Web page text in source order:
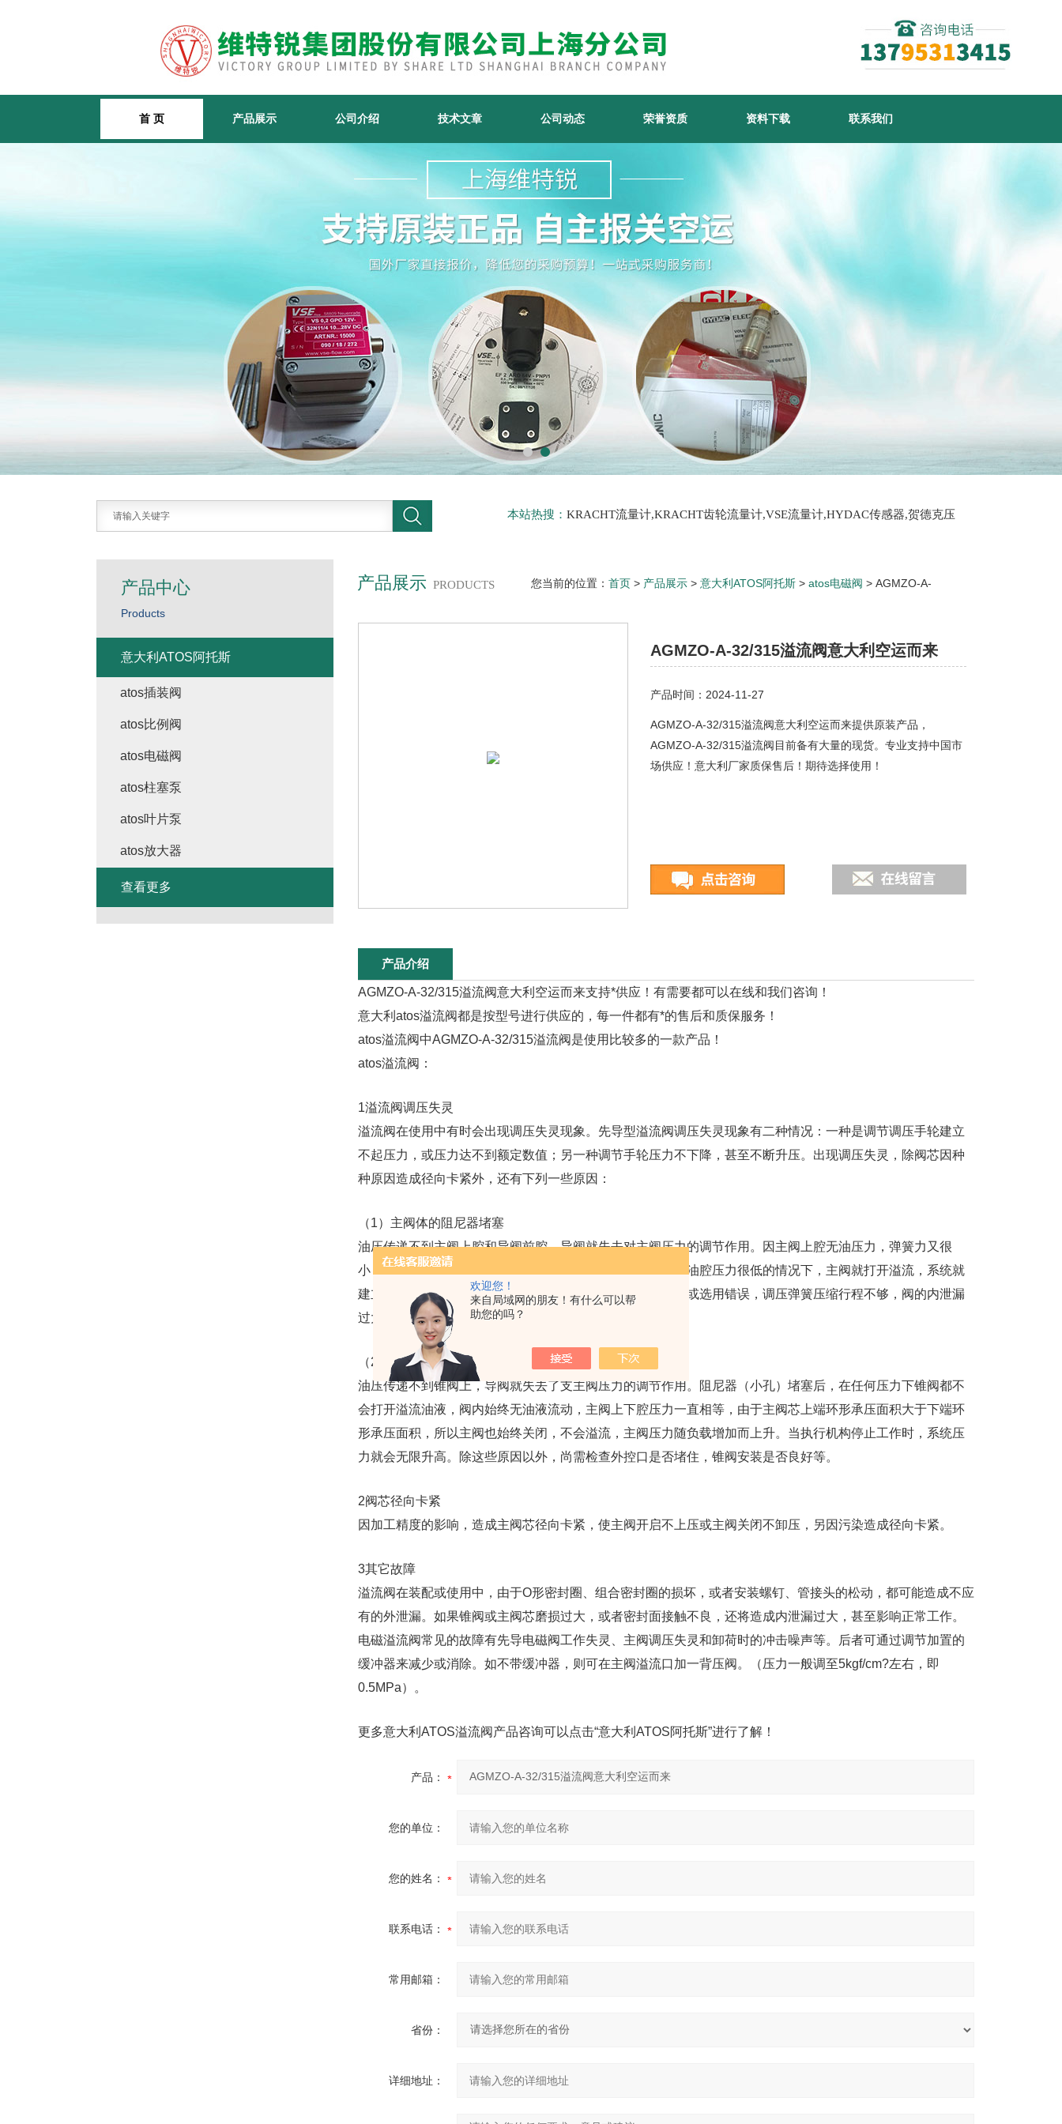
欢迎您！
来自局域网的朋友！有什么可以帮
助您的吗？
首 页 产品展示 公司介绍 技术文章 公司动态 荣誉资质 资料下载 联系我们
本站热搜： KRACHT流量计,KRACHT齿轮流量计,VSE流量计,HYDAC传感器,贺德克压
产品展示 PRODUCTS 您当前的位置： 首页 > 产品展示 > 意大利ATOS阿托斯 > atos电磁阀 > AGMZO-A-
AGMZO-A-32/315溢流阀意大利空运而来
产品时间：2024-11-27
AGMZO-A-32/315溢流阀意大利空运而来提供原装产品，
AGMZO-A-32/315溢流阀目前备有大量的现货。专业支持中国市
场供应！意大利厂家质保售后！期待选择使用！
产品介绍
AGMZO-A-32/315溢流阀意大利空运而来支持*供应！有需要都可以在线和我们咨询！
意大利atos溢流阀都是按型号进行供应的，每一件都有*的售后和质保服务！
atos溢流阀中AGMZO-A-32/315溢流阀是使用比较多的一款产品！
atos溢流阀：
1溢流阀调压失灵
溢流阀在使用中有时会出现调压失灵现象。先导型溢流阀调压失灵现象有二种情况：一种是调节调压手轮建立
不起压力，或压力达不到额定数值；另一种调节手轮压力不下降，甚至不断升压。出现调压失灵，除阀芯因种
种原因造成径向卡紧外，还有下列一些原因：
（1）主阀体的阻尼器堵塞
油压传递不到主阀上腔和导阀前腔，导阀就失去对主阀压力的调节作用。因主阀上腔无油压力，弹簧力又很
小，所以主阀变成了一个弹簧力很小的直动型溢流阀，在进油腔压力很低的情况下，主阀就打开溢流，系统就
建立不起压力。压力达不到额定值的原因，是调压弹簧变形或选用错误，调压弹簧压缩行程不够，阀的内泄漏
过大或导阀部分锥阀过度磨损等。
（2）锥阀座上的阻尼小孔堵塞
油压传递不到锥阀上，导阀就失去了支主阀压力的调节作用。阻尼器（小孔）堵塞后，在任何压力下锥阀都不
会打开溢流油液，阀内始终无油液流动，主阀上下腔压力一直相等，由于主阀芯上端环形承压面积大于下端环
形承压面积，所以主阀也始终关闭，不会溢流，主阀压力随负载增加而上升。当执行机构停止工作时，系统压
力就会无限升高。除这些原因以外，尚需检查外控口是否堵住，锥阀安装是否良好等。
2阀芯径向卡紧
因加工精度的影响，造成主阀芯径向卡紧，使主阀开启不上压或主阀关闭不卸压，另因污染造成径向卡紧。
3其它故障
溢流阀在装配或使用中，由于O形密封圈、组合密封圈的损坏，或者安装螺钉、管接头的松动，都可能造成不应
有的外泄漏。如果锥阀或主阀芯磨损过大，或者密封面接触不良，还将造成内泄漏过大，甚至影响正常工作。
电磁溢流阀常见的故障有先导电磁阀工作失灵、主阀调压失灵和卸荷时的冲击噪声等。后者可通过调节加置的
缓冲器来减少或消除。如不带缓冲器，则可在主阀溢流口加一背压阀。（压力一般调至5kgf/cm?左右，即
0.5MPa）。
更多意大利ATOS溢流阀产品咨询可以点击“意大利ATOS阿托斯”进行了解！
产品：
您的单位：
您的姓名：
联系电话：
常用邮箱：
省份：
详细地址：
产品中心
Products
意大利ATOS阿托斯
atos插装阀
atos比例阀
atos电磁阀
atos柱塞泵
atos叶片泵
atos放大器
查看更多